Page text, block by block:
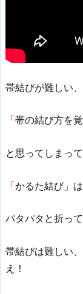
帯結びが難しい
「帯の結び方を
と思ってしまっ
「かるた結び」
パタパタと折っ
帯結びは難しい
え！